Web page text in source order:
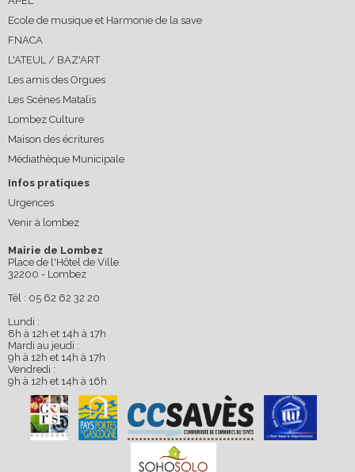
Ecole de musique et Harmonie de la save
FNACA
L'ATEUL / BAZ'ART
Les amis des Orgues
Les Scènes Matalis
Lombez Culture
Maison des écritures
Médiathèque Municipale
Infos pratiques
Urgences
Venir à lombez
Mairie de Lombez
Place de l'Hôtel de Ville
32200 - Lombez
Tél : 05 62 62 32 20
Lundi :
8h à 12h et 14h à 17h
Mardi au jeudi :
9h à 12h et 14h à 17h
Vendredi :
9h à 12h et 14h à 16h